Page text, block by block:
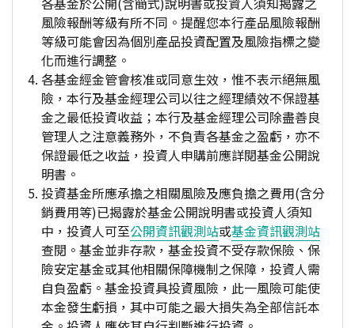
風險報酬等級有所不同。提醒您本行產品風險報酬
等級可能會因為個別產品投資配置及風險指標之變
化而進行調整。
各基金經金管會核准或同意生效，惟不表示絕無風
險，本行及基金經理公司以往之經理績效不保證基
金之最低投資收益；本行及基金經理公司除盡善良
管理人之注意義務外，不負責各基金之盈虧，亦不
保證最低之收益，投資人申購前應詳閱基金公開說
明書。
投資基金所應承擔之相關風險及應負擔之費用(含分
銷費用等)已揭露於基金公開說明書或投資人須知
中，投資人可至公開資訊觀測站或基金資訊觀測站
查閱。基金並非存款，基金投資不受存款保險、保
險安定基金或其他相關保障機制之保障，投資人需
自負盈虧。基金投資具投資風險，此一風險可能使
本金發生虧損，其中可能之最大損失為全部信託本